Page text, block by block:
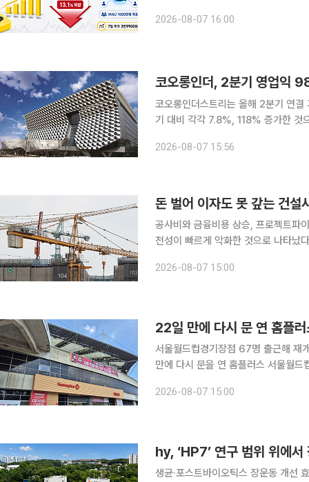
2026-08-07 16:00
코오롱인더, 2분기 영업
코오롱인더스트리는 올해 2분기 연
기 대비 각각 7.8%, 118% 증가한 것으로 잠정 집
의 브랜드별 고른 신장세 등으로 견조
2026-08-07 15:56
돈 벌어 이자도 못 갚는 건
공사비와 금융비용 상승, 프로젝트파
전성이 빠르게 악화한 것으로 나타났
가 두드러졌다. 한국건설산
2026-08-07 15:00
22일 만에 다시 문 연 홈플
서울월드컵경기장점 67명 출근해 재개
만에 다시 문을 연 홈플러스 서울월
곳곳엔 여전히 텅 빈 매대가 먼저 눈
2026-08-07 15:00
hy, ‘HP7’ 연구 범위 위에
생균·포스트바이오틱스 장운동 개선